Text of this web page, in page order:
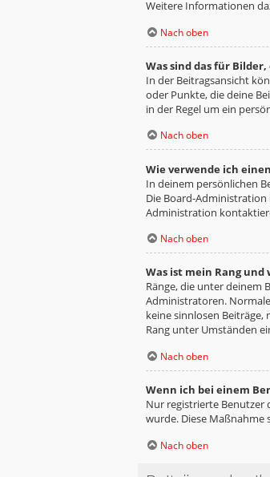
Weitere Informationen
Nach oben
Was sind das für
In der Beitragsansicht
oder Punkte, die deine
in der Regel um ein
Nach oben
Wie verwende ich
In deinem persönlichen
Die Board-
Administration
Nach oben
Was ist mein Rang
Ränge, die unter deinem
Administratoren.
keine sinnlosen
Rang unter Umständen
Nach oben
Wenn ich bei einem
Nur registrierte Benutzer
wurde. Diese Maßnahme
Nach oben